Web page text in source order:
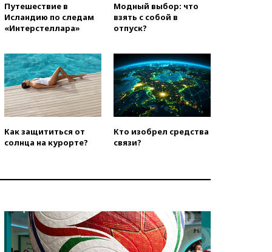
Кушнер могут вскоре посетить
Москву и Киев
суда на пост президента
Венгрии
вчера, 16:50Politico: «Газовая
авантюра Германии ставит под
угрозу европейскую зиму»
вчера, 16:16 Беспилотник
взорвался вблизи
Белгородской области погиб
вчера, 14:54В Аргентине умер
отец футболиста Лионеля
Месси
Путешествие в
Исландию по следам
«Интерстеллара»
Модный выбор: что
взять с собой в
отпуск?
Как защититься от
солнца на курорте?
Кто изобрел средства
связи?